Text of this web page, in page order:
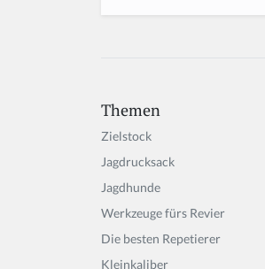
Themen
Zielstock
Jagdrucksack
Jagdhunde
Werkzeuge fürs Revier
Die besten Repetierer
Kleinkaliber